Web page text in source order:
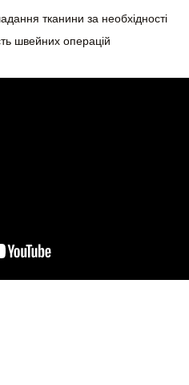
тканини за необхідності
швейних операцій